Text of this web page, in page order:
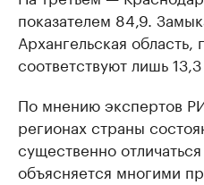
показателем 84,9.
Архангельская область,
соответствуют лишь
По мнению экспертов
регионах страны
существенно
объясняется многими